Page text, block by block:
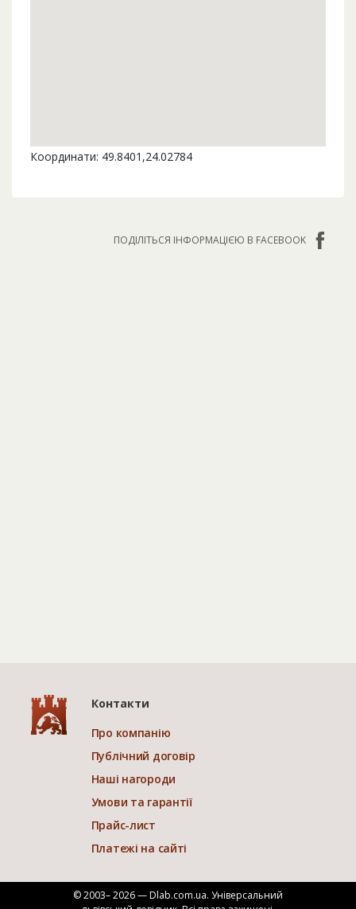
Координати: 49.8401,24.02784
ПОДІЛІТЬСЯ ІНФОРМАЦІЄЮ В FACEBOOK
Контакти
Про компанію
Публічний договір
Наші нагороди
Умови та гарантії
Прайс-лист
Платежі на сайті
© 2003– 2026 — Dlab.com.ua. Універсальний